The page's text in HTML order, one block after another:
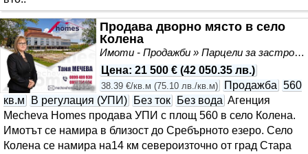
Продава дворно място в село
Колена
Имоти - Продажби » Парцели за застрояване, Инвестиционни проекти
Цена: 21 500 € (42 050.35 лв.)
38.39 €/кв.м (75.10 лв./кв.м) Продажба 560
кв.м
В регулация (УПИ) Без ток Без вода Агенция
Mecheva Homes продава УПИ с площ 560 в село Колена.
Имотът се намира в близост до Сребърното езеро. Село
Колена се намира на14 км североизточно от град Стара